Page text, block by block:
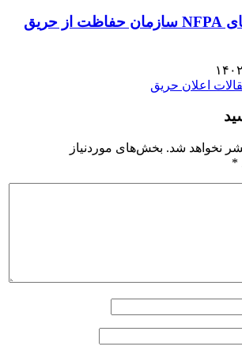
لیست استاندارد‌های NFPA سازمان حفاظت از حریق
۱۲
اعلان حریق
نخواهد شد. بخش‌های موردنیاز
*